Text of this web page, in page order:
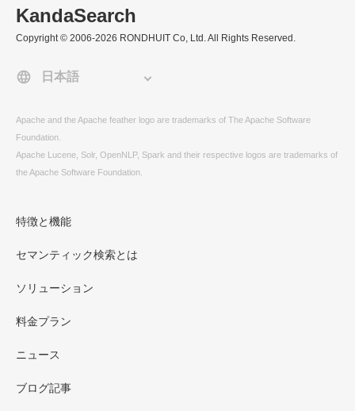
KandaSearch
Copyright © 2006-2026 RONDHUIT Co, Ltd. All Rights Reserved.
Apache and the Apache feather logo are trademarks of The Apache Software
Foundation.
Apache Lucene, Solr, OpenNLP, Spark and their respective logos are trademarks of
the Apache Software Foundation.
特徴と機能
セマンティック検索とは
ソリューション
料金プラン
ニュース
ブログ記事